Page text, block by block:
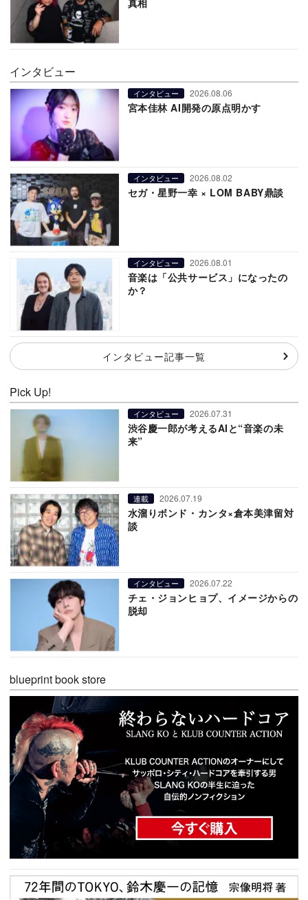
インタビュー
インタビュー 2026.08.06
宮本佳林 AI開発の原点明かす
インタビュー 2026.08.02
セガ・星野一幸 × LOM BABY鼎談
インタビュー 2026.08.01
音楽は「公共サービス」になったの
か？
インタビュー記事一覧
Pick Up!
インタビュー 2026.07.31
渋谷慶一郎が考えるAIと“音楽の未
来”
連載 2026.07.19
水溜りボンド・カンタ×倉本美津留対
談
インタビュー 2026.07.22
チェ・ジョンヒョプ、イメージからの
脱却
blueprint book store